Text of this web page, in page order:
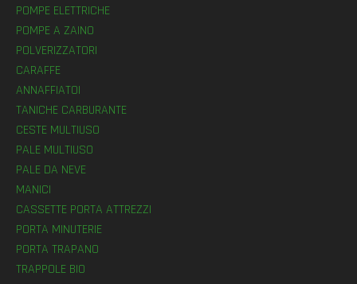
POMPE ELETTRICHE
POMPE A ZAINO
POLVERIZZATORI
CARAFFE
ANNAFFIATOI
TANICHE CARBURANTE
CESTE MULTIUSO
PALE MULTIUSO
PALE DA NEVE
MANICI
CASSETTE PORTA ATTREZZI
PORTA MINUTERIE
PORTA TRAPANO
TRAPPOLE BIO